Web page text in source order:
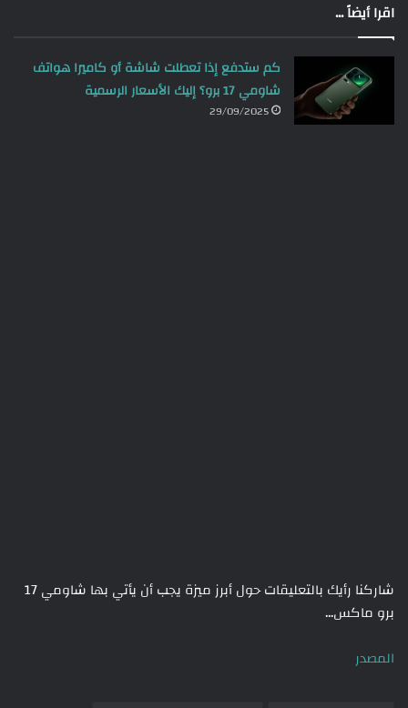
اقرا أيضاً ...
كم ستدفع إذا تعطلت شاشة أو كاميرا هواتف
شاومي 17 برو؟ إليك الأسعار الرسمية
29/09/2025
شاركنا رأيك بالتعليقات حول أبرز ميزة يجب أن يأتي بها شاومي 17
برو ماكس…
المصدر